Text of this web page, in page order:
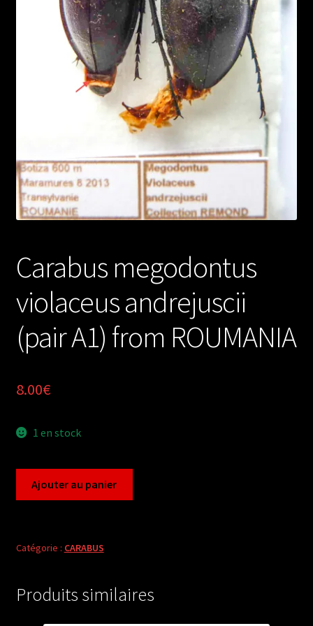
Carabus megodontus
violaceus andrejuscii
(pair A1) from ROUMANIA
8.00€
1 en stock
violaceus
A1)
Ajouter au panier
Catégorie : CARABUS
Produits similaires